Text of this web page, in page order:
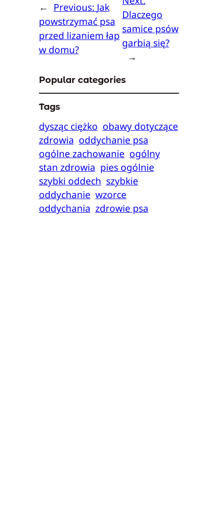
← Previous: Jak
powstrzymać psa
przed lizaniem łap
w domu?
Dlaczego
samice psów
garbią się?
→
Popular categories
Tags
dysząc ciężko obawy dotyczące
zdrowia oddychanie psa
ogólne zachowanie ogólny
stan zdrowia pies ogólnie
szybki oddech szybkie
oddychanie wzorce
oddychania zdrowie psa